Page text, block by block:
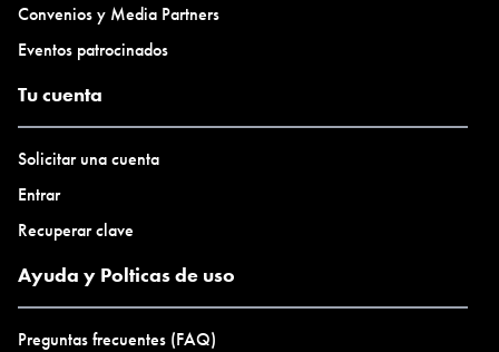
Convenios y Media Partners
Eventos patrocinados
Tu cuenta
Solicitar una cuenta
Entrar
Recuperar clave
Ayuda y Polticas de uso
Preguntas frecuentes (FAQ)